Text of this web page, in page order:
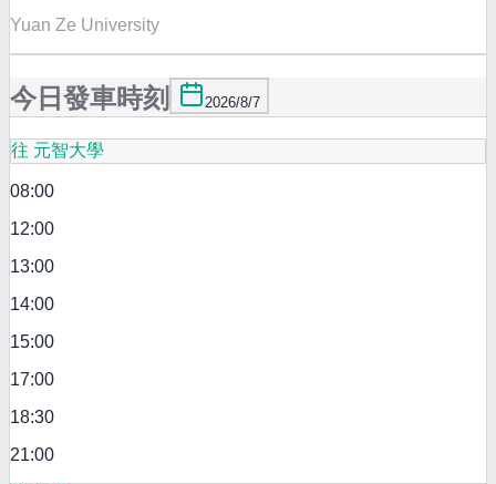
Yuan Ze University
今日發車時刻 2026/8/7
往 元智大學
08:00
12:00
13:00
14:00
15:00
17:00
18:30
21:00